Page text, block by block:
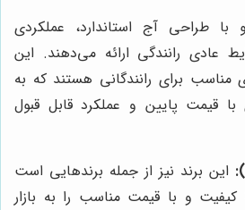
با طراحی آج استاندارد، عملکردی
عادی رانندگی ارائه می‌دهند. این
مناسب برای رانندگانی هستند که به
با قیمت پایین و عملکرد قابل قبول
این برند نیز از جمله برندهایی است
و با قیمت مناسب را به بازار